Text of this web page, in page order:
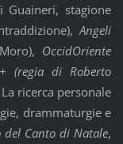
stagione
Angeli
OccidOriente
(regia di Roberto
ricerca personale
drammaturgie e
del Canto di Natale,